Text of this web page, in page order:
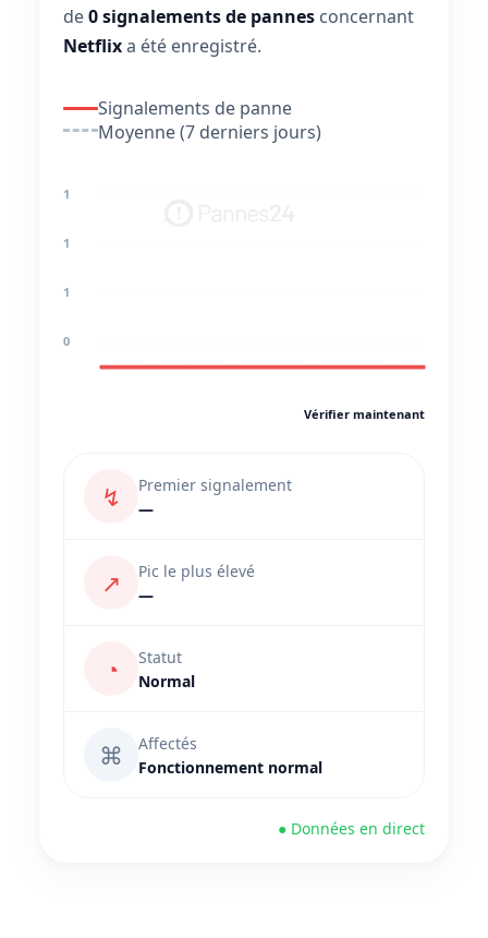
de0 signalements de pannes concernant
Netflixa été enregistré.
Signalements de panne
Moyenne (7 derniers jours)
1
1
1
0
Vérifier maintenant
↯
Premier signalement
—
↗
Pic le plus élevé
—
◔
Statut
Normal
⌘
Affectés
Fonctionnement normal
● Données en direct